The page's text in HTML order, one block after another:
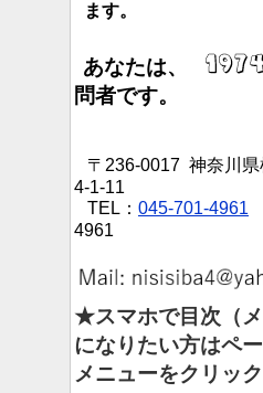
ます。
あなたは、
問者です。
〒236-0017 神奈川
4-1-11
TEL： 045-701-4961
4961
★スマホで目次（
になりたい方はペ
メニューをクリッ